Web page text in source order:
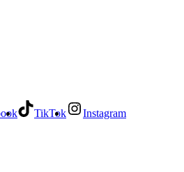
TikTok
Instagram